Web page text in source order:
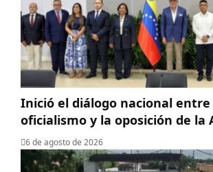
Inició el diálogo nacional entre
oficialismo y la oposición de la
6 de agosto de 2026